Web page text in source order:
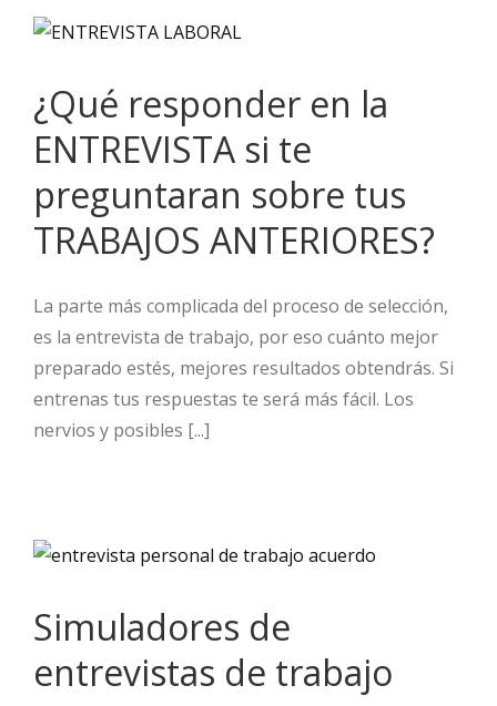
¿Qué responder en la
ENTREVISTA si te
preguntaran sobre tus
TRABAJOS ANTERIORES?
La parte más complicada del proceso de selección,
es la entrevista de trabajo, por eso cuánto mejor
preparado estés, mejores resultados obtendrás. Si
entrenas tus respuestas te será más fácil. Los
nervios y posibles [...]
Simuladores de
entrevistas de trabajo